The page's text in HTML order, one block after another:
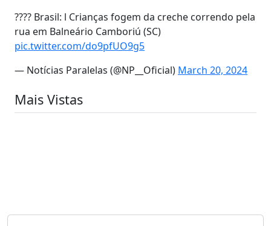
???? Brasil: l Crianças fogem da creche correndo pela
rua em Balneário Camboriú (SC)
pic.twitter.com/do9pfUO9g5
— Notícias Paralelas (@NP__Oficial) March 20, 2024
Mais Vistas